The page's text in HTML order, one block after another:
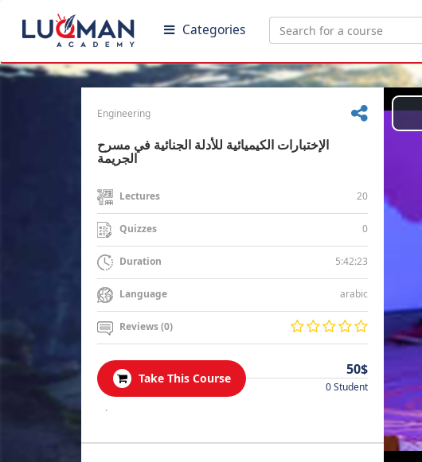
Categories
Engineering
الإختبارات الكيميائية للأدلة الجنائية في مسرح
الجريمة
Lectures 20
Quizzes 0
Duration 5:42:23
Language arabic
Reviews (0)
Take This Course
50$
0 Student
.